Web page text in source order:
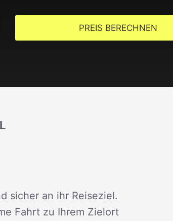
PREIS BERECHNEN
sicher an ihr Reiseziel.
Fahrt zu Ihrem Zielort